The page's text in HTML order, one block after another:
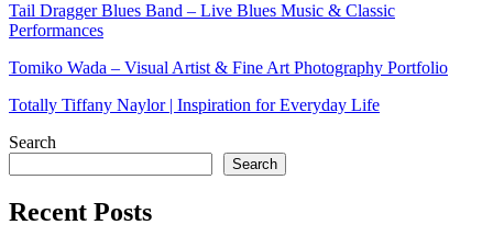
Tail Dragger Blues Band – Live Blues Music & Classic
Performances
Tomiko Wada – Visual Artist & Fine Art Photography Portfolio
Totally Tiffany Naylor | Inspiration for Everyday Life
Search
Search
Recent Posts